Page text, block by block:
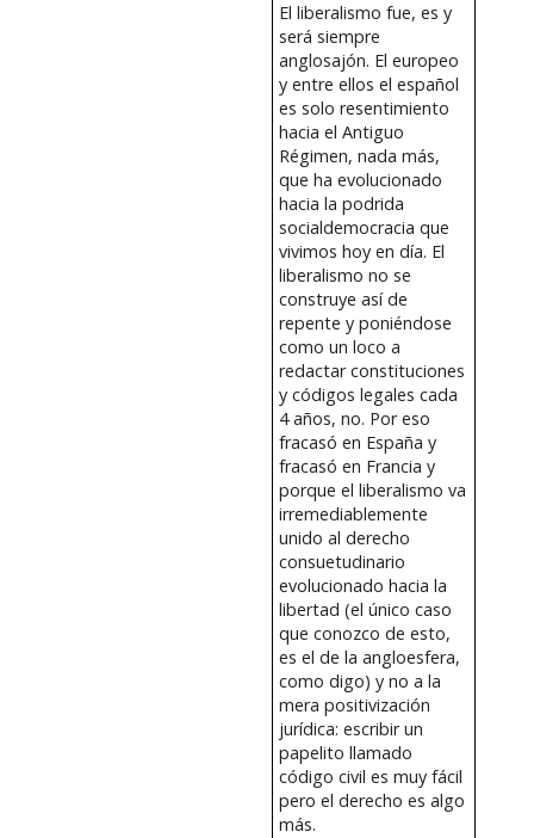
El liberalismo fue, es y
será siempre
anglosajón. El europeo
y entre ellos el español
es solo resentimiento
hacia el Antiguo
Régimen, nada más,
que ha evolucionado
hacia la podrida
socialdemocracia que
vivimos hoy en día. El
liberalismo no se
construye así de
repente y poniéndose
como un loco a
redactar constituciones
y códigos legales cada
4 años, no. Por eso
fracasó en España y
fracasó en Francia y
porque el liberalismo va
irremediablemente
unido al derecho
consuetudinario
evolucionado hacia la
libertad (el único caso
que conozco de esto,
es el de la angloesfera,
como digo) y no a la
mera positivización
jurídica: escribir un
papelito llamado
código civil es muy fácil
pero el derecho es algo
más.